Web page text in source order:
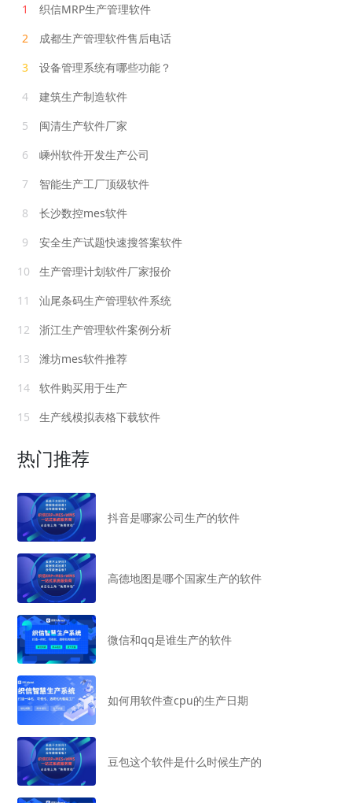
1
织信MRP生产管理软件
2
成都生产管理软件售后电话
3
设备管理系统有哪些功能？
4
建筑生产制造软件
5
闽清生产软件厂家
6
嵊州软件开发生产公司
7
智能生产工厂顶级软件
8
长沙数控mes软件
9
安全生产试题快速搜答案软件
10
生产管理计划软件厂家报价
11
汕尾条码生产管理软件系统
12
浙江生产管理软件案例分析
13
潍坊mes软件推荐
14
软件购买用于生产
15
生产线模拟表格下载软件
热门推荐
抖音是哪家公司生产的软件
高德地图是哪个国家生产的软件
微信和qq是谁生产的软件
如何用软件查cpu的生产日期
豆包这个软件是什么时候生产的